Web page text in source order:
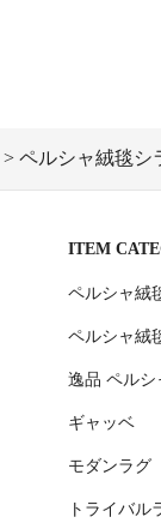
ペルシャ絨毯シ
ITEM
ペルシャ絨
ペルシャ絨
逸品 ペルシ
ギャッベ
モダンラグ
トライバル